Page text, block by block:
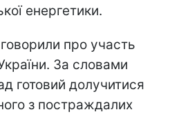
енергетики.
про участь
За словами
готовий долучитися
з постраждалих